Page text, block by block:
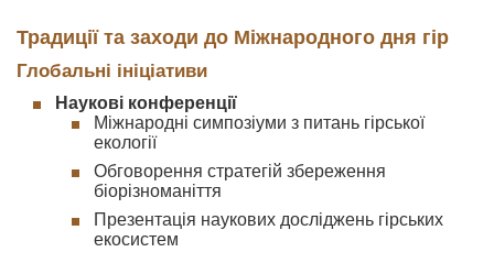
Традиції та заходи до Міжнародного дня гір
Глобальні ініціативи
Наукові конференції
Міжнародні симпозіуми з питань гірської
екології
Обговорення стратегій збереження
біорізноманіття
Презентація наукових досліджень гірських
екосистем